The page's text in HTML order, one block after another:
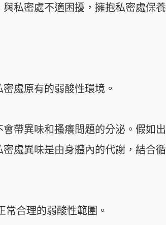
私密處不適困擾，擁抱私密處保養
處原有的弱酸性環境。
帶異味和搔癢問題的分泌。假如出
處異味是由身體內的代謝，結合循
合理的弱酸性範圍。